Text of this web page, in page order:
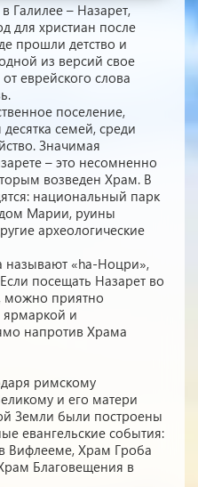
Галилее – Назарет,
для христиан после
прошли детство и
из версий свое
еврейского слова
поселение,
семей, среди
Значимая
– это несомненно
возведен Храм. В
национальный парк
Марии, руины
археологические
называют «hа-Ноцри»,
посещать Назарет во
можно приятно
ярмаркой и
напротив Храма
римскому
и его матери
Земли были построены
евангельские события:
Вифлееме, Храм Гроба
Благовещения в